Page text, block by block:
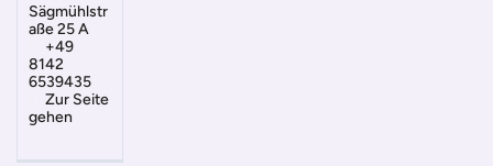
Sägmühlstr
aße 25 A
+49
8142
6539435
Zur Seite
gehen